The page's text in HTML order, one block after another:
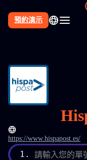
預約演示
https://www.hispapost.es/
1. 請輸入您的單